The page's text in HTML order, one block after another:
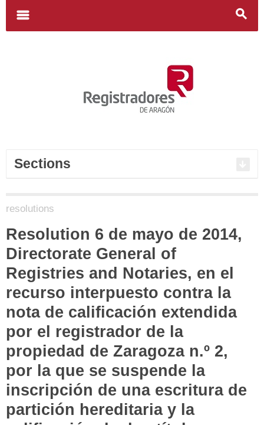
s
m
Sections
resolutions
Resolution 6 de mayo de 2014,
Directorate General of
Registries and Notaries, en el
recurso interpuesto contra la
nota de calificación extendida
por el registrador de la
propiedad de Zaragoza n.º 2,
por la que se suspende la
inscripción de una escritura de
partición hereditaria y la